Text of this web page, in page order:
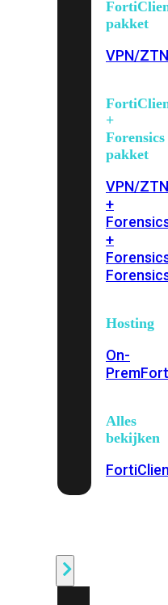
pakket
VPN/
+
Forensics
pakket
VPN/
+
+
Hosting
On-
Prem
Alles
bekijken